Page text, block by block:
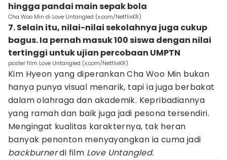
hingga pandai main sepak bola
Cha Woo Min di Love Untangled (x.com/NetflixKR)
7. Selain itu, nilai-nilai sekolahnya juga cukup
bagus. Ia pernah masuk 100 siswa dengan nilai
tertinggi untuk ujian percobaan UMPTN
poster film Love Untangled (x.com/NetflixKR)
Kim Hyeon yang diperankan Cha Woo Min bukan
hanya punya visual menarik, tapi ia juga berbakat
dalam olahraga dan akademik. Kepribadiannya
yang ramah dan baik juga jadi pesona tersendiri.
Mengingat kualitas karakternya, tak heran
banyak penonton menyayangkan ia cuma jadi
backburnerdi film Love Untangled.